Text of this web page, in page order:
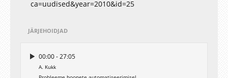
ca=uudised&year=2010&id=25
JÄRJEHOIDJAD
00:00 - 27:05
A. Kukk